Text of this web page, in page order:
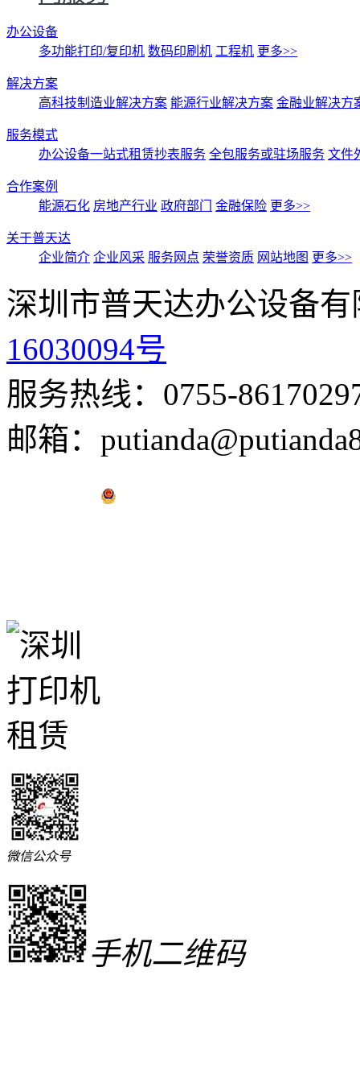
办公设备
多功能打印/复印机 数码印刷机 工程机 更多>>
解决方案
高科技制造业解决方案 能源行业解决方案 金融业解决方
服务模式
办公设备一站式租赁抄表服务 全包服务或驻场服务 文件
合作案例
能源石化 房地产行业 政府部门 金融保险 更多>>
关于普天达
企业简介 企业风采 服务网点 荣誉资质 网站地图 更多>>
深圳市普天达办公设备
16030094号
服务热线：0755-
邮箱：
微信公众号
手机二维码